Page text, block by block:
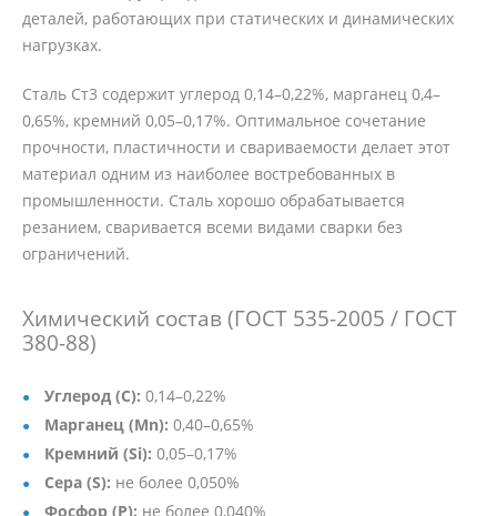
деталей, работающих при статических и динамических
нагрузках.
Сталь Ст3 содержит углерод 0,14–0,22%, марганец 0,4–
0,65%, кремний 0,05–0,17%. Оптимальное сочетание
прочности, пластичности и свариваемости делает этот
материал одним из наиболее востребованных в
промышленности. Сталь хорошо обрабатывается
резанием, сваривается всеми видами сварки без
ограничений.
Химический состав (ГОСТ 535-2005 / ГОСТ
380-88)
Углерод (C): 0,14–0,22%
Марганец (Mn): 0,40–0,65%
Кремний (Si): 0,05–0,17%
Сера (S): не более 0,050%
Фосфор (P): не более 0,040%